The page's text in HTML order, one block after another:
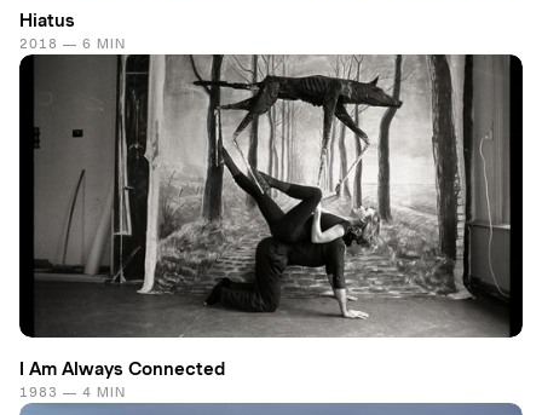
Hiatus
2018 — 6 MIN
I Am Always Connected
1983 — 4 MIN